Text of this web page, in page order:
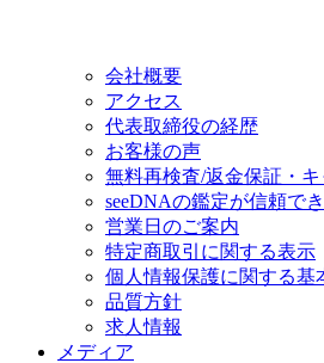
会社概要
アクセス
代表取締役の経歴
お客様の声
無料再検査/返金保証・
seeDNAの鑑定が信頼で
営業日のご案内
特定商取引に関する表示
個人情報保護に関する基
品質方針
求人情報
メディア